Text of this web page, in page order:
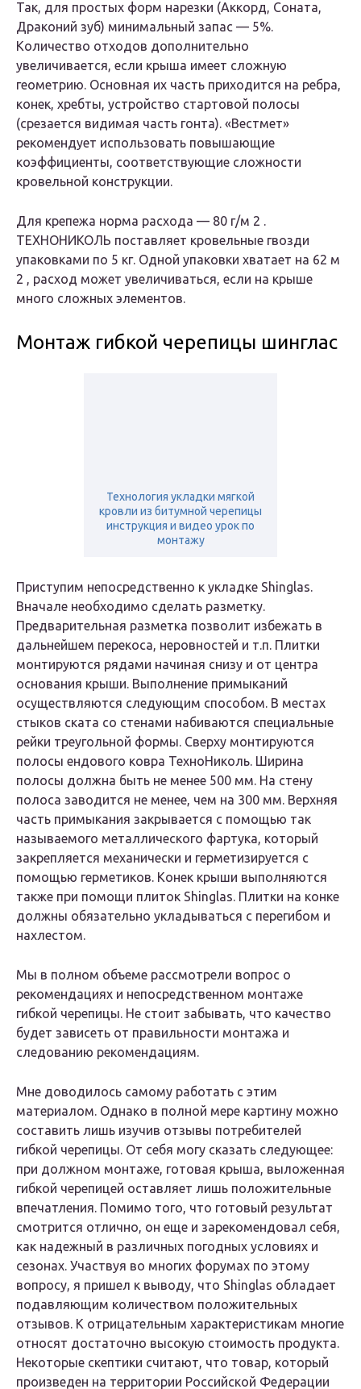
Так, для простых форм нарезки (Аккорд, Соната,
Драконий зуб) минимальный запас — 5%.
Количество отходов дополнительно
увеличивается, если крыша имеет сложную
геометрию. Основная их часть приходится на ребра,
конек, хребты, устройство стартовой полосы
(срезается видимая часть гонта). «Вестмет»
рекомендует использовать повышающие
коэффициенты, соответствующие сложности
кровельной конструкции.
Для крепежа норма расхода — 80 г/м 2 .
ТЕХНОНИКОЛЬ поставляет кровельные гвозди
упаковками по 5 кг. Одной упаковки хватает на 62 м
2 , расход может увеличиваться, если на крыше
много сложных элементов.
Монтаж гибкой черепицы шинглас
Технология укладки мягкой
кровли из битумной черепицы
инструкция и видео урок по
монтажу
Приступим непосредственно к укладке Shinglas.
Вначале необходимо сделать разметку.
Предварительная разметка позволит избежать в
дальнейшем перекоса, неровностей и т.п. Плитки
монтируются рядами начиная снизу и от центра
основания крыши. Выполнение примыканий
осуществляются следующим способом. В местах
стыков ската со стенами набиваются специальные
рейки треугольной формы. Сверху монтируются
полосы ендового ковра ТехноНиколь. Ширина
полосы должна быть не менее 500 мм. На стену
полоса заводится не менее, чем на 300 мм. Верхняя
часть примыкания закрывается с помощью так
называемого металлического фартука, который
закрепляется механически и герметизируется с
помощью герметиков. Конек крыши выполняются
также при помощи плиток Shinglas. Плитки на конке
должны обязательно укладываться с перегибом и
нахлестом.
Мы в полном объеме рассмотрели вопрос о
рекомендациях и непосредственном монтаже
гибкой черепицы. Не стоит забывать, что качество
будет зависеть от правильности монтажа и
следованию рекомендациям.
Мне доводилось самому работать с этим
материалом. Однако в полной мере картину можно
составить лишь изучив отзывы потребителей
гибкой черепицы. От себя могу сказать следующее:
при должном монтаже, готовая крыша, выложенная
гибкой черепицей оставляет лишь положительные
впечатления. Помимо того, что готовый результат
смотрится отлично, он еще и зарекомендовал себя,
как надежный в различных погодных условиях и
сезонах. Участвуя во многих форумах по этому
вопросу, я пришел к выводу, что Shinglas обладает
подавляющим количеством положительных
отзывов. К отрицательным характеристикам многие
относят достаточно высокую стоимость продукта.
Некоторые скептики считают, что товар, который
произведен на территории Российской Федерации